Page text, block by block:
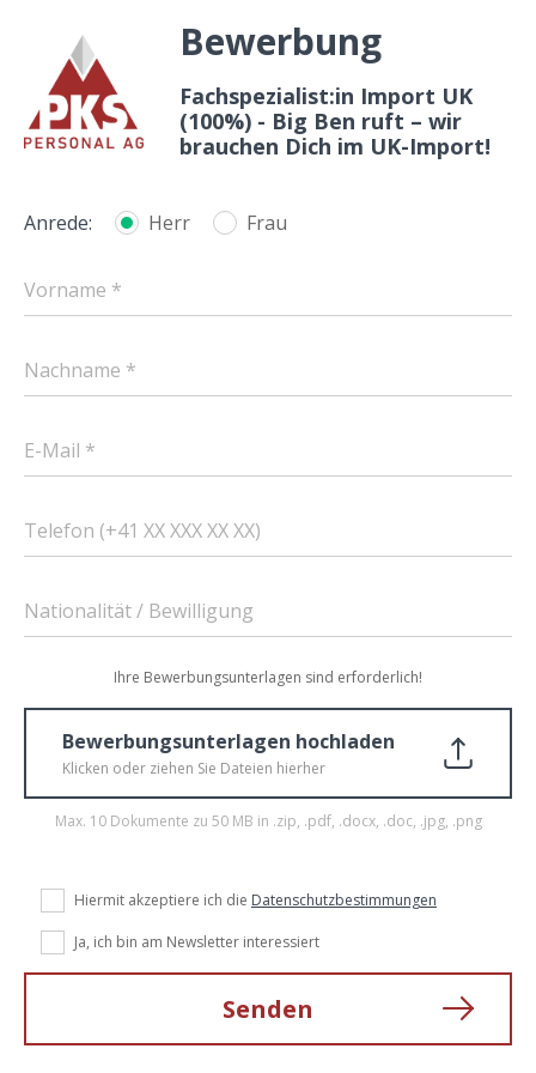
Bewerbung
Fachspezialist:in Import UK
(100%) - Big Ben ruft – wir
brauchen Dich im UK-Import!
Anrede: Herr Frau
Vorname *
Nachname *
E-Mail *
Telefon (+41 XX XXX XX XX)
Nationalität / Bewilligung
Ihre Bewerbungsunterlagen sind erforderlich!
Bewerbungsunterlagen hochladen
Klicken oder ziehen Sie Dateien hierher
Max. 10 Dokumente zu 50 MB in .zip, .pdf, .docx, .doc, .jpg, .png
Hiermit akzeptiere ich die Datenschutzbestimmungen
Ja, ich bin am Newsletter interessiert
Senden